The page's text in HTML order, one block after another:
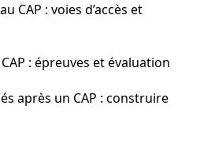
CAP : voies d’accès et
CAP : épreuves et évaluation
après un CAP : construire